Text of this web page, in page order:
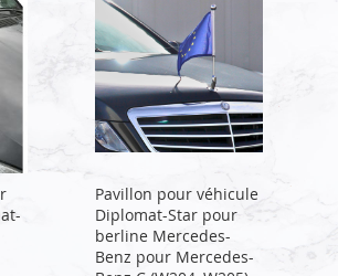
Pavillon pour véhicule
Diplomat-Star pour
berline Mercedes-
Benz pour Mercedes-